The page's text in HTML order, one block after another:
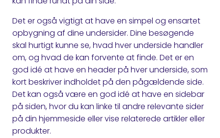
Det er også vigtigt at have en simpel og ensartet
opbygning af dine undersider. Dine besøgende
skal hurtigt kunne se, hvad hver underside handler
om, og hvad de kan forvente at finde. Det er en
god idé at have en header på hver underside, som
kort beskriver indholdet på den pågældende side.
Det kan også være en god idé at have en sidebar
på siden, hvor du kan linke til andre relevante sider
på din hjemmeside eller vise relaterede artikler eller
produkter.